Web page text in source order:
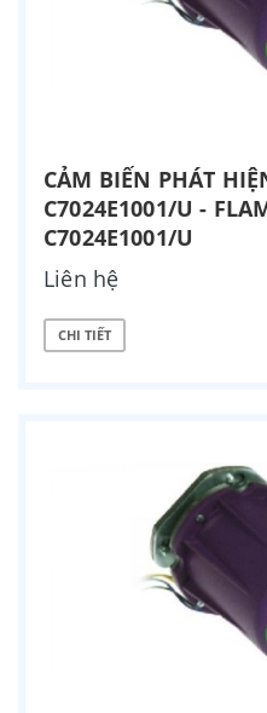
CẢM BIẾN PHÁT
C7024E1001/U -
C7024E1001/U
Liên hệ
CHI TIẾT